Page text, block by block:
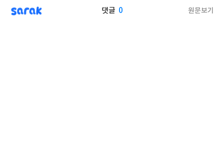
sarak 댓글 0 원문보기